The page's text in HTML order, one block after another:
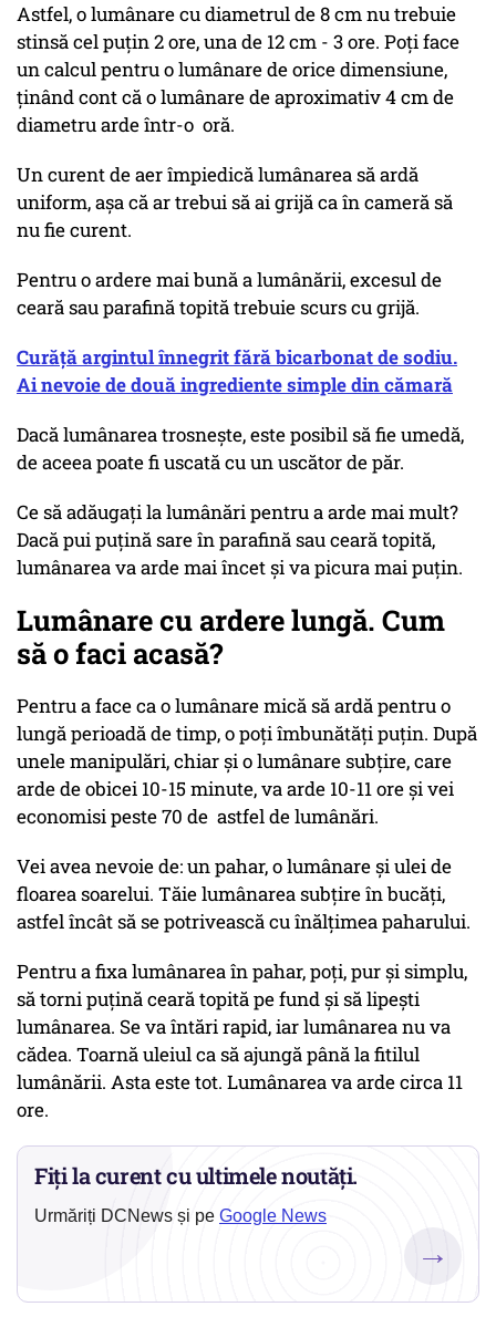
Astfel, o lumânare cu diametrul de 8 cm nu trebuie
stinsă cel puțin 2 ore, una de 12 cm - 3 ore. Poți face
un calcul pentru o lumânare de orice dimensiune,
ținând cont că o lumânare de aproximativ 4 cm de
diametru arde într-o oră.
Un curent de aer împiedică lumânarea să ardă
uniform, așa că ar trebui să ai grijă ca în cameră să
nu fie curent.
Pentru o ardere mai bună a lumânării, excesul de
ceară sau parafină topită trebuie scurs cu grijă.
Curăță argintul înnegrit fără bicarbonat de sodiu.
Ai nevoie de două ingrediente simple din cămară
Dacă lumânarea trosnește, este posibil să fie umedă,
de aceea poate fi uscată cu un uscător de păr.
Ce să adăugați la lumânări pentru a arde mai mult?
Dacă pui puțină sare în parafină sau ceară topită,
lumânarea va arde mai încet și va picura mai puțin.
Lumânare cu ardere lungă. Cum
să o faci acasă?
Pentru a face ca o lumânare mică să ardă pentru o
lungă perioadă de timp, o poți îmbunătăți puțin. După
unele manipulări, chiar și o lumânare subțire, care
arde de obicei 10-15 minute, va arde 10-11 ore și vei
economisi peste 70 de astfel de lumânări.
Vei avea nevoie de: un pahar, o lumânare și ulei de
floarea soarelui. Tăie lumânarea subțire în bucăți,
astfel încât să se potrivească cu înălțimea paharului.
Pentru a fixa lumânarea în pahar, poți, pur și simplu,
să torni puțină ceară topită pe fund și să lipești
lumânarea. Se va întări rapid, iar lumânarea nu va
cădea. Toarnă uleiul ca să ajungă până la fitilul
lumânării. Asta este tot. Lumânarea va arde circa 11
ore.
Fiți la curent cu ultimele noutăți.
Urmăriți DCNews și pe Google News
→